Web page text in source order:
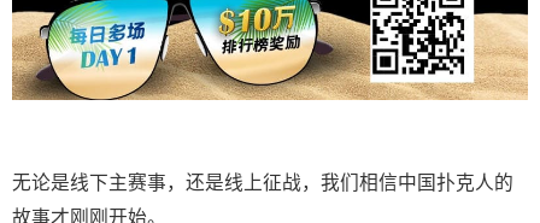
无论是线下主赛事，还是线上征战，我们相信中国扑克人的
故事才刚刚开始。